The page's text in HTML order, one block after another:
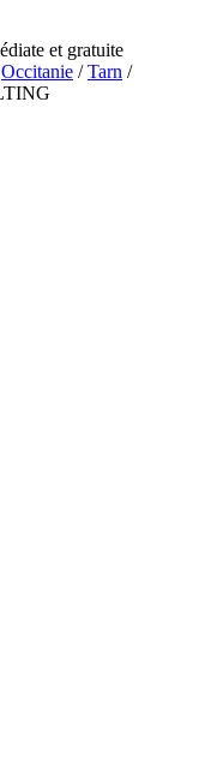
et gratuite
Occitanie /Tarn /